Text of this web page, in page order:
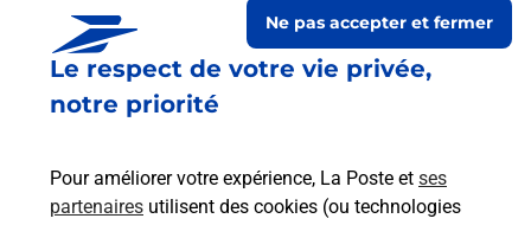
Le respect de votre vie privée,
notre priorité
Pour améliorer votre expérience, La Poste et ses
partenaires utilisent des cookies (ou technologies
Ne pas accepter et fermer
Boîte aux lettres La Poste
1970 Route De Saint Amour
39160 Balanod
Le lien s'ouvre dans un nouvel onglet